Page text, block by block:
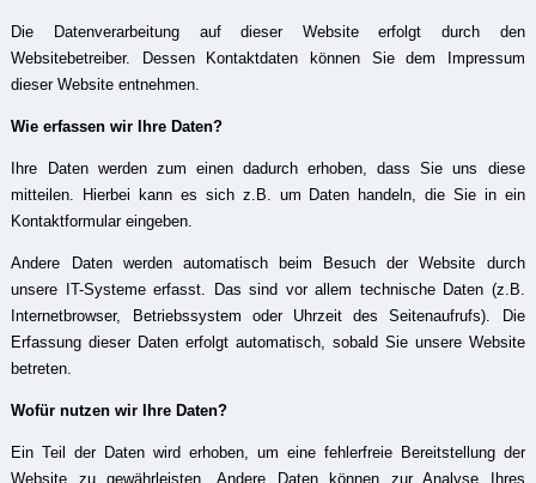
Die Datenverarbeitung auf dieser Website erfolgt durch den
Websitebetreiber. Dessen Kontaktdaten können Sie dem Impressum
dieser Website entnehmen.
Wie erfassen wir Ihre Daten?
Ihre Daten werden zum einen dadurch erhoben, dass Sie uns diese
mitteilen. Hierbei kann es sich z.B. um Daten handeln, die Sie in ein
Kontaktformular eingeben.
Andere Daten werden automatisch beim Besuch der Website durch
unsere IT-Systeme erfasst. Das sind vor allem technische Daten (z.B.
Internetbrowser, Betriebssystem oder Uhrzeit des Seitenaufrufs). Die
Erfassung dieser Daten erfolgt automatisch, sobald Sie unsere Website
betreten.
Wofür nutzen wir Ihre Daten?
Ein Teil der Daten wird erhoben, um eine fehlerfreie Bereitstellung der
Website zu gewährleisten. Andere Daten können zur Analyse Ihres